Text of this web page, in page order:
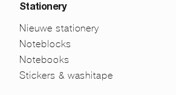
Stationery
Nieuwe stationery
Noteblocks
Notebooks
Stickers & washitape